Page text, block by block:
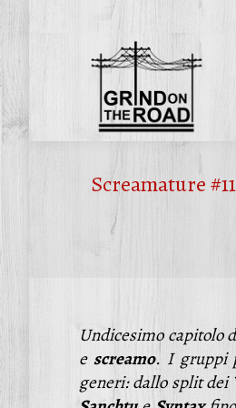
Screamature
Undicesimo capitolo
e screamo. I gruppi
generi: dallo split dei